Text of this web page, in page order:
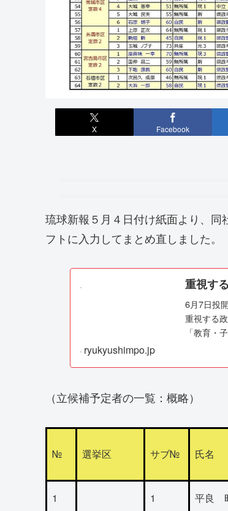
X Facebook
琉球新報５月４日付け紙面より、
フトに入力してまとめ直しました。
重視す
6月7日投
重視する
「教育・
ryukyushimpo.jp
（立候補予定者の一覧：概略）
№ 選挙区 サブ№ 氏名
1 1 平良